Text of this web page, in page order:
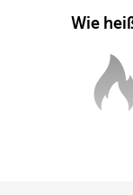
Wie